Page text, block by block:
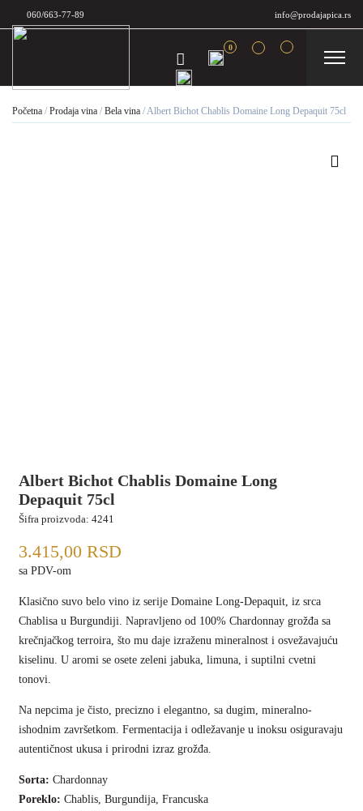
060/663-77-89 info@prodajapica.rs
0
Početna / Prodaja vina / Bela vina /Albert Bichot Chablis Domaine Long Depaquit 75cl
Albert Bichot Chablis Domaine Long
Depaquit 75cl
Šifra proizvoda: 4241
3.415,00RSD
sa PDV-om
Klasično suvo belo vino iz serije Domaine Long-Depaquit, iz srca
Chablisa u Burgundiji. Napravljeno od 100% Chardonnay grožđa sa
krečnjačkog terroira, što mu daje izraženu mineralnost i osvežavajuću
kiselinu. U aromi se osete zeleni jabuka, limuna, i suptilni cvetni
tonovi.
Na nepcima je čisto, precizno i elegantno, sa dugim, mineralno-
ishodnim završetkom. Fermentacija i odležavanje u inoksu osiguravaju
autentičnost ukusa i prirodni izraz grožđa.
Sorta: Chardonnay
Poreklo: Chablis, Burgundija, Francuska